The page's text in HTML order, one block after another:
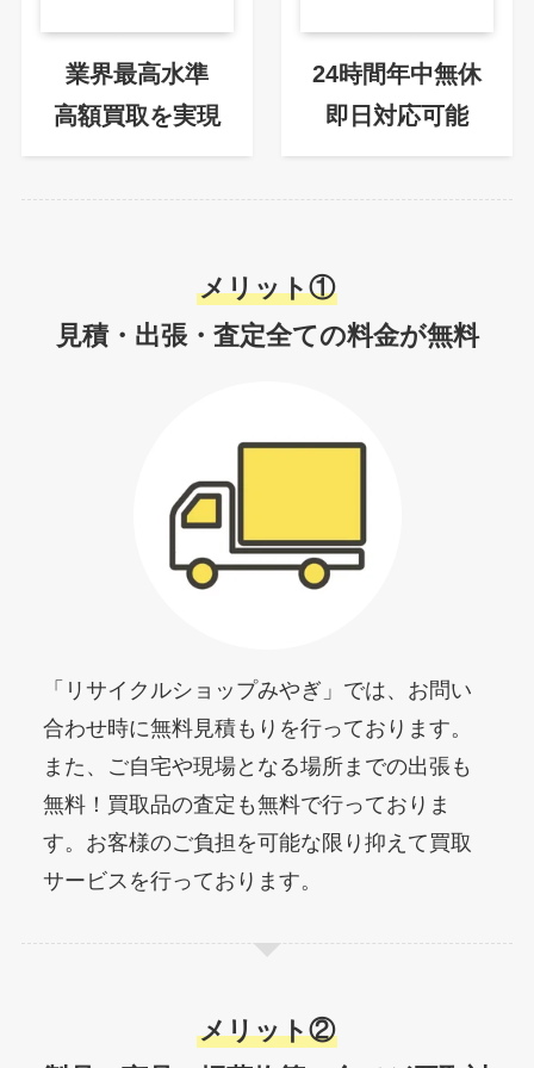
業界最高水準
高額買取を実現
24時間年中無休
即日対応可能
メリット①
見積・出張・査定全ての料金が無料
「リサイクルショップみやぎ」では、お問い
合わせ時に無料見積もりを行っております。
また、ご自宅や現場となる場所までの出張も
無料！買取品の査定も無料で行っておりま
す。お客様のご負担を可能な限り抑えて買取
サービスを行っております。
メリット②